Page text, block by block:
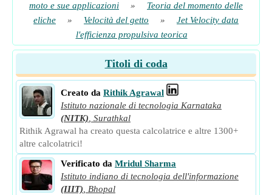
moto e sue applicazioni
»
Teoria del momento delle
eliche
» Velocità del getto »
Jet Velocity data
l'efficienza propulsiva teorica
Titoli di coda
Creato da Rithik Agrawal
Istituto nazionale di tecnologia Karnataka
(NITK) Surathkal
Rithik Agrawal ha creato questa calcolatrice e altre 1300+
altre calcolatrici!
Verificato da Mridul Sharma
Istituto indiano di tecnologia dell'informazione
(IIIT)
Bhopal